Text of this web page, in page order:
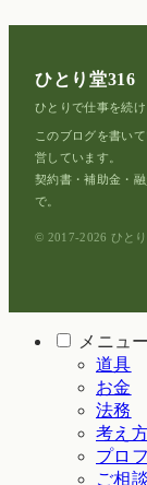
ひとり堂316
ひとりで仕事を続け
このブログを書い
営しています。
契約書・補助金・
で。
© 2017-2026 ひと
メニュー
道具
お金
法務
考え
プロ
ご相談